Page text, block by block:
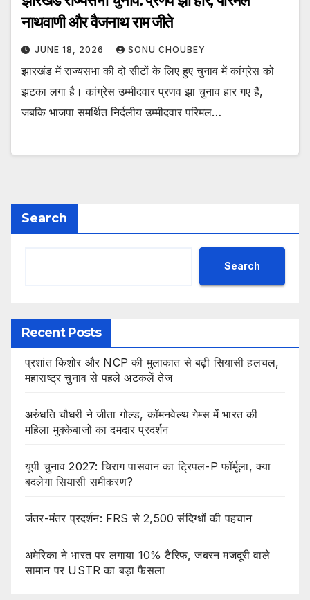
नाथवाणी और वैजनाथ राम जीते
JUNE 18, 2026 SONU CHOUBEY
झारखंड में राज्यसभा की दो सीटों के लिए हुए चुनाव में कांग्रेस को
झटका लगा है। कांग्रेस उम्मीदवार प्रणव झा चुनाव हार गए हैं,
जबकि भाजपा समर्थित निर्दलीय उम्मीदवार परिमल…
Search
Search
Recent Posts
प्रशांत किशोर और NCP की मुलाकात से बढ़ी सियासी हलचल,
महाराष्ट्र चुनाव से पहले अटकलें तेज
अरुंधति चौधरी ने जीता गोल्ड, कॉमनवेल्थ गेम्स में भारत की
महिला मुक्केबाजों का दमदार प्रदर्शन
यूपी चुनाव 2027: चिराग पासवान का ट्रिपल-P फॉर्मूला, क्या
बदलेगा सियासी समीकरण?
जंतर-मंतर प्रदर्शन: FRS से 2,500 संदिग्धों की पहचान
अमेरिका ने भारत पर लगाया 10% टैरिफ, जबरन मजदूरी वाले
सामान पर USTR का बड़ा फैसला